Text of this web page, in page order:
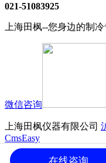
021-51083925
上海田枫--您身边的制冷
微信咨询
上海田枫仪器有限公司
CmsEasy
地 址：上海嘉定区华
在线咨询